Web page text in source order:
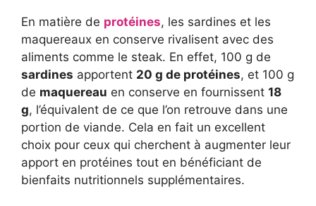
En matière de protéines, les sardines et les
maquereaux en conserve rivalisent avec des
aliments comme le steak. En effet, 100 g de
sardines apportent 20 g de protéines, et 100 g
de maquereau en conserve en fournissent 18
g, l’équivalent de ce que l’on retrouve dans une
portion de viande. Cela en fait un excellent
choix pour ceux qui cherchent à augmenter leur
apport en protéines tout en bénéficiant de
bienfaits nutritionnels supplémentaires.